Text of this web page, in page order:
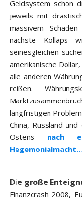
Geldsystem schon
jeweils mit
massivem
nächste Kollaps
seinesgleichen
amerikanische
alle anderen
reißen.
langfristigen
China, Russland
Ostens nach
Hegemonialmacht…
Die große
Finanzcrash 2008,